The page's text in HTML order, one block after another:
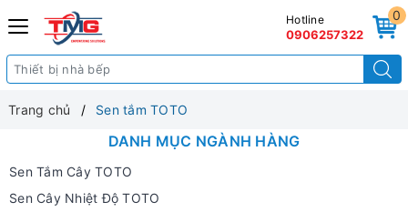
0
Hotline
0906257322
Trang chủ Sen tắm TOTO
DANH MỤC NGÀNH HÀNG
Sen Tắm Cây TOTO
Sen Cây Nhiệt Độ TOTO